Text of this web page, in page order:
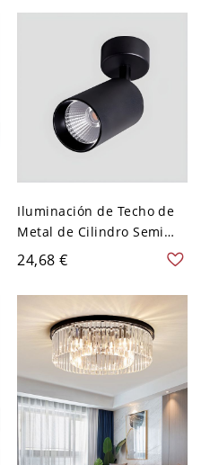
12,5" W
Iluminación de Techo de
Metal de Cilindro Semi
Plafón LED Ajustable
Simple para Pasillo - 110
A 120 V Negro Luz cálida
24,68 €